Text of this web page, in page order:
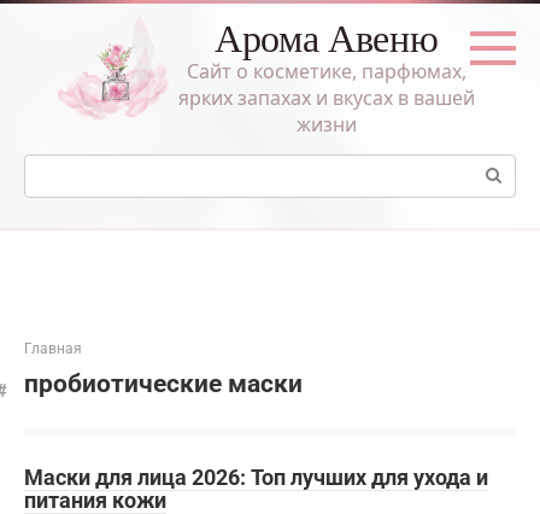
Перейти
Арома Авеню
Сайт о косметике, парфюмах,
ярких запахах и вкусах в вашей
жизни
Поиск:
Главная
пробиотические маски
Маски для лица 2026: Топ лучших для ухода и
питания кожи